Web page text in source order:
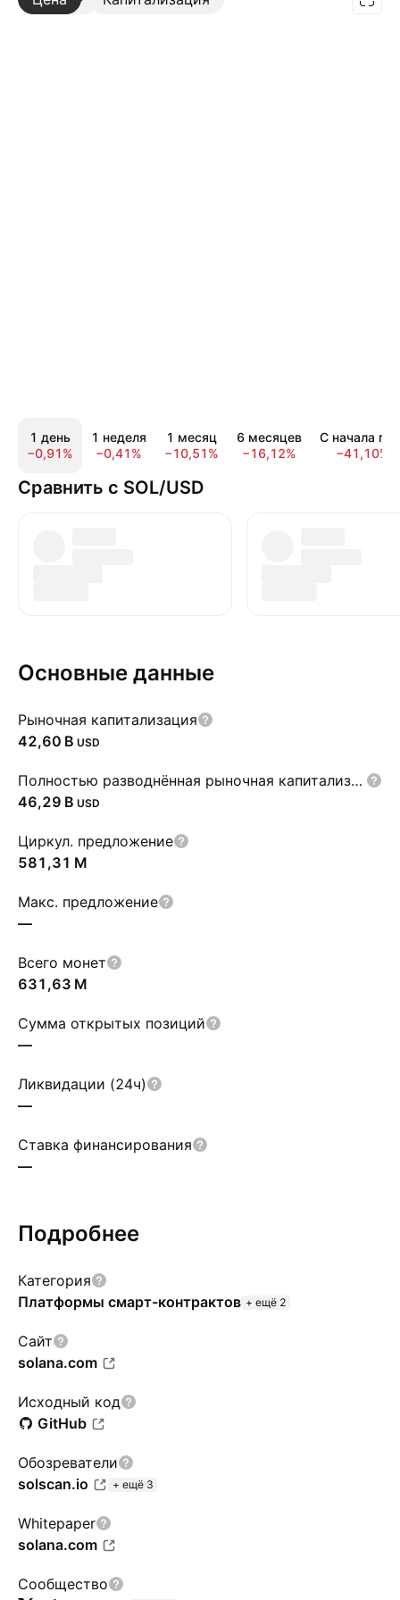
1 день
−0,91%
1 неделя
−0,41%
1 месяц
−10,51%
6 месяцев
−16,12%
С начала
−41,10%
Сравнить с SOL/USD
Основные данные
Рыночная капитализация
‪42,60 B‬ USD
Полностью разводнённая рыночная капитализация
‪46,29 B‬ USD
Циркул. предложение
‪581,31 M‬
Макс. предложение
—
Всего монет
‪631,63 M‬
Сумма открытых позиций
—
Ликвидации (24ч)
—
Ставка финансирования
—
Подробнее
Категория
Платформы смарт-контрактов + ещё 2
Сайт
solana.com
Исходный код
GitHub
Обозреватели
solscan.io
+ ещё 3
Whitepaper
solana.com
Сообщество